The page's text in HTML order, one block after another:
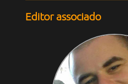
Editor associado